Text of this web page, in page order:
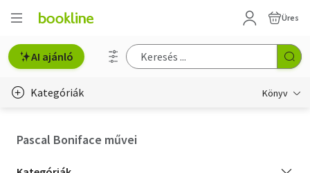
Üres
AI ajánló
Kategóriák Könyv
Pascal Boniface művei